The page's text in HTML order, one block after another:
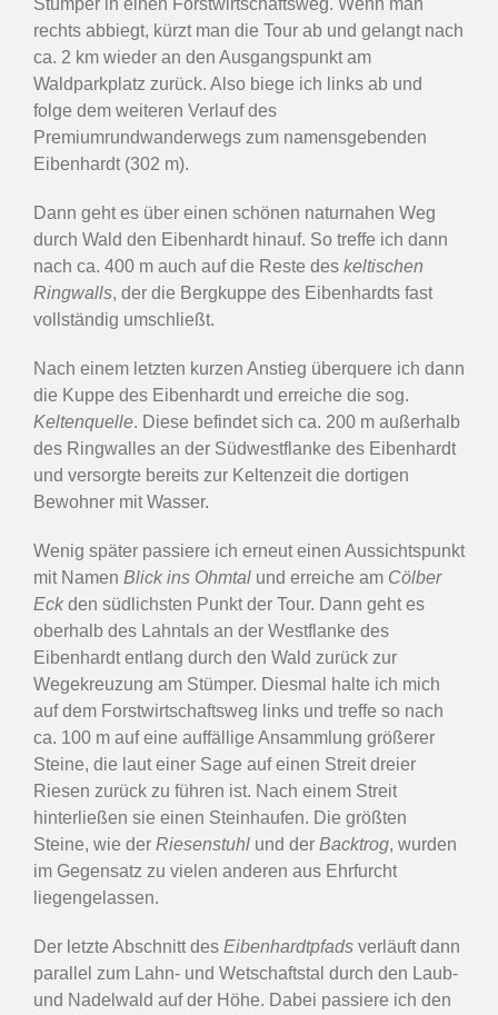
rechts abbiegt, kürzt man die Tour ab und gelangt nach
ca. 2 km wieder an den Ausgangspunkt am
Waldparkplatz zurück. Also biege ich links ab und
folge dem weiteren Verlauf des
Premiumrundwanderwegs zum namensgebenden
Eibenhardt (302 m).
Dann geht es über einen schönen naturnahen Weg
durch Wald den Eibenhardt hinauf. So treffe ich dann
nach ca. 400 m auch auf die Reste des keltischen
Ringwalls, der die Bergkuppe des Eibenhardts fast
vollständig umschließt.
Nach einem letzten kurzen Anstieg überquere ich dann
die Kuppe des Eibenhardt und erreiche die sog.
Keltenquelle. Diese befindet sich ca. 200 m außerhalb
des Ringwalles an der Südwestflanke des Eibenhardt
und versorgte bereits zur Keltenzeit die dortigen
Bewohner mit Wasser.
Wenig später passiere ich erneut einen Aussichtspunkt
mit Namen Blick ins Ohmtal und erreiche am Cölber
Eckden südlichsten Punkt der Tour. Dann geht es
oberhalb des Lahntals an der Westflanke des
Eibenhardt entlang durch den Wald zurück zur
Wegekreuzung am Stümper. Diesmal halte ich mich
auf dem Forstwirtschaftsweg links und treffe so nach
ca. 100 m auf eine auffällige Ansammlung größerer
Steine, die laut einer Sage auf einen Streit dreier
Riesen zurück zu führen ist. Nach einem Streit
hinterließen sie einen Steinhaufen. Die größten
Steine, wie der Riesenstuhl und der Backtrog, wurden
im Gegensatz zu vielen anderen aus Ehrfurcht
liegengelassen.
Der letzte Abschnitt des Eibenhardtpfads verläuft dann
parallel zum Lahn- und Wetschaftstal durch den Laub-
und Nadelwald auf der Höhe. Dabei passiere ich den